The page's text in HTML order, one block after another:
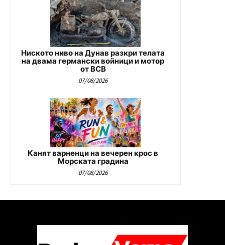
Ниското ниво на Дунав разкри телата
на двама германски войници и мотор
от ВСВ
07/08/2026
Канят варненци на вечерен крос в
Морската градина
07/08/2026